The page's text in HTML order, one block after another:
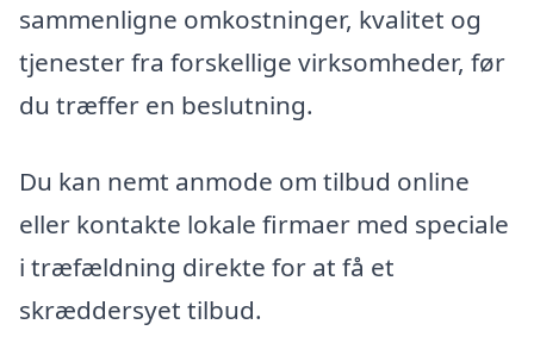
sammenligne omkostninger, kvalitet og
tjenester fra forskellige virksomheder, før
du træffer en beslutning.
Du kan nemt anmode om tilbud online
eller kontakte lokale firmaer med speciale
i træfældning direkte for at få et
skræddersyet tilbud.